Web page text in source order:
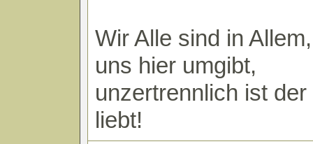
Wir Alle sind in
uns hier umgibt,
unzertrennlich ist
liebt!